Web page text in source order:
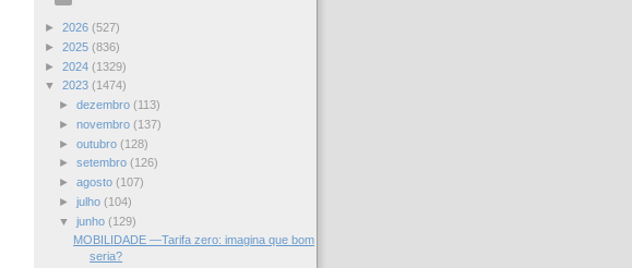
► 2026 (527)
► 2025 (836)
► 2024 (1329)
▼ 2023 (1474)
► dezembro (113)
► novembro (137)
► outubro (128)
► setembro (126)
► agosto (107)
► julho (104)
▼ junho (129)
MOBILIDADE —Tarifa zero: imagina que bom
seria?